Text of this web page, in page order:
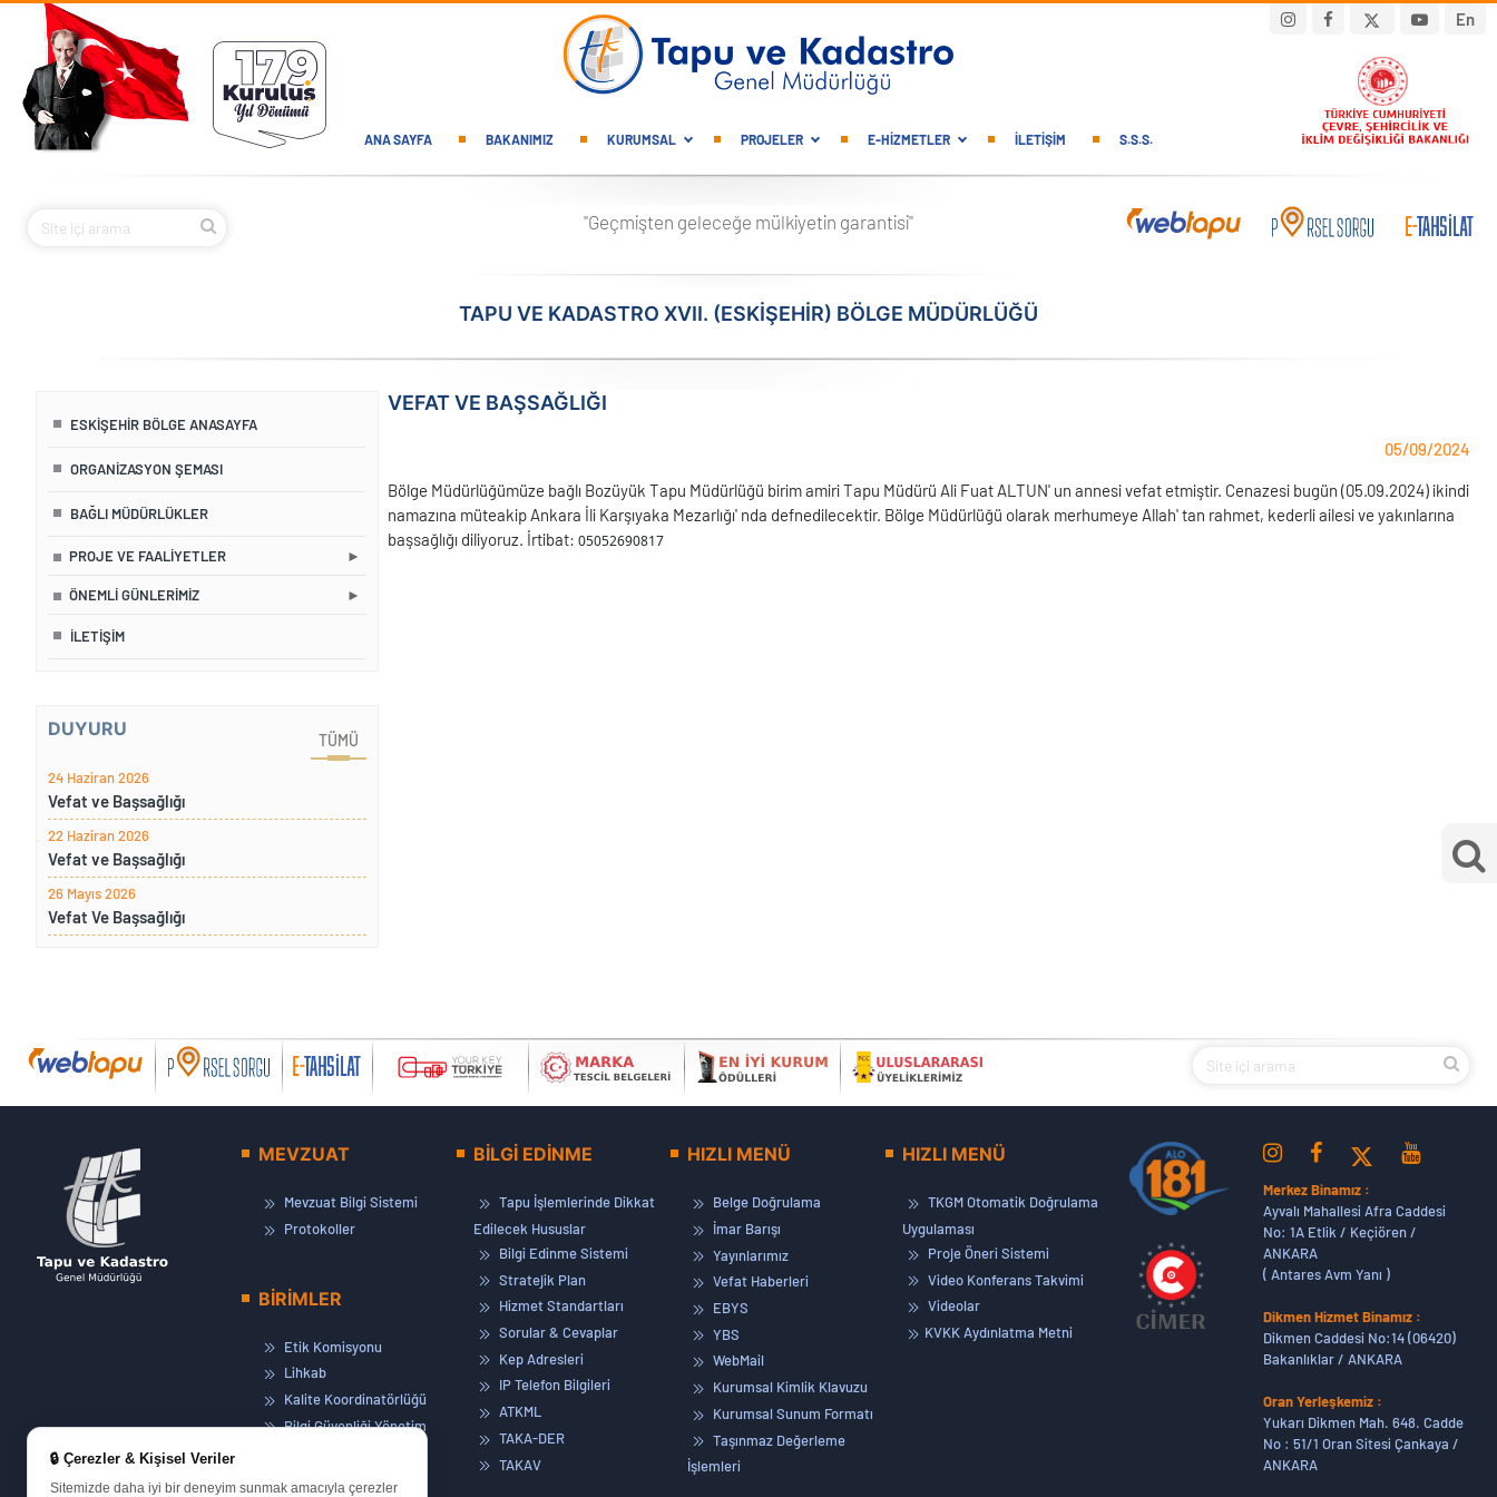
Ana içeriğe atla En
Main navigation
ANA SAYFA BAKANIMIZ KURUMSAL PROJELER E-HİZMETLER İLETIŞIM S.S.S.
"Geçmişten geleceğe mülkiyetin garantisi"
TAPU VE KADASTRO XVII. (ESKIŞEHIR) BÖLGE MÜDÜRLÜĞÜ
ESKIŞEHIR BÖLGE ANASAYFA
ORGANIZASYON ŞEMASI
BAĞLI MÜDÜRLÜKLER
PROJE VE FAALIYETLER
ÖNEMLI GÜNLERIMIZ
İLETIŞIM
DUYURU
TÜMÜ
24 Haziran 2026
Vefat ve Başsağlığı
22 Haziran 2026
Vefat ve Başsağlığı
26 Mayıs 2026
Vefat Ve Başsağlığı
VEFAT VE BAŞSAĞLIĞI
05/09/2024
Bölge Müdürlüğümüze bağlı Bozüyük Tapu Müdürlüğü birim amiri Tapu Müdürü Ali Fuat ALTUN' un annesi vefat etmiştir. Cenazesi bugün (05.09.2024) ikindi
namazına müteakip Ankara İli Karşıyaka Mezarlığı' nda defnedilecektir. Bölge Müdürlüğü olarak merhumeye Allah' tan rahmet, kederli ailesi ve yakınlarına
başsağlığı diliyoruz. İrtibat: 05052690817
🔒 Çerezler & Kişisel Veriler
Sitemizde daha iyi bir deneyim sunmak amacıyla çerezler
MEVZUAT
Mevzuat Bilgi Sistemi
Protokoller
BİRİMLER
Etik Komisyonu
Lihkab
Kalite Koordinatörlüğü
Bilgi Güvenliği Yönetim
BİLGİ EDİNME
Tapu İşlemlerinde Dikkat
Edilecek Hususlar
Bilgi Edinme Sistemi
Stratejik Plan
Hizmet Standartları
Sorular & Cevaplar
Kep Adresleri
IP Telefon Bilgileri
ATKML
TAKA-DER
TAKAV
HIZLI MENÜ
Belge Doğrulama
İmar Barışı
Yayınlarımız
Vefat Haberleri
EBYS
YBS
WebMail
Kurumsal Kimlik Klavuzu
Kurumsal Sunum Formatı
Taşınmaz Değerleme
İşlemleri
HIZLI MENÜ
TKGM Otomatik Doğrulama
Uygulaması
Proje Öneri Sistemi
Video Konferans Takvimi
Videolar
KVKK Aydınlatma Metni
Merkez Binamız :
Ayvalı Mahallesi Afra Caddesi
No: 1A Etlik / Keçiören /
ANKARA
( Antares Avm Yanı )
Dikmen Hizmet Binamız :
Dikmen Caddesi No:14 (06420)
Bakanlıklar / ANKARA
Oran Yerleşkemiz :
Yukarı Dikmen Mah. 648. Cadde
No : 51/1 Oran Sitesi Çankaya /
ANKARA